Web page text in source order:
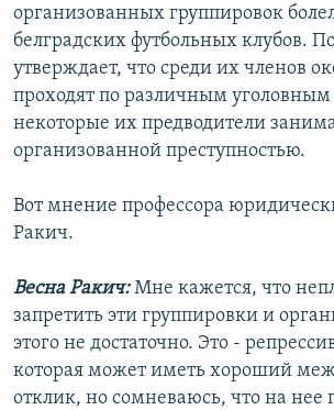
организованных группировок
белградских футбольных клубов.
утверждает, что среди их членов
проходят по различным уголовным
некоторые их предводители
организованной преступностью.
Вот мнение профессора
Ракич.
Весна Ракич:Мне кажется, что
запретить эти группировки и
этого не достаточно. Это -
которая может иметь хороший
отклик, но сомневаюсь, что на нее